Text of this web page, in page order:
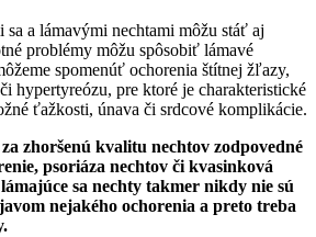
a lámavými nechtami môžu stáť aj
problémy môžu spôsobiť lámavé
spomenúť ochorenia štítnej žľazy,
či hypertyreózu, pre ktoré je charakteristické
ťažkosti, únava či srdcové komplikácie.
zhoršenú kvalitu nechtov zodpovedné
psoriáza nechtov či kvasinková
sa nechty takmer nikdy nie sú
nejakého ochorenia a preto treba